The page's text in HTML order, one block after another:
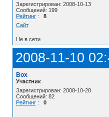
Зарегистрирован: 2008-10-13
Сообщений: 199
Рейтинг: 8
Сайт
Не в сети
2008-11-10
Box
Участник
Зарегистрирован: 2008-10-28
Сообщений: 82
Рейтинг: 0